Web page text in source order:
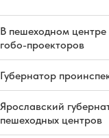
В пешеходном центре
гобо-проекторов
Губернатор
Ярославский
пешеходных центров